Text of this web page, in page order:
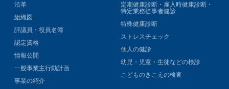
沿革
組織図
評議員・役員名簿
認定資格
情報公開
一般事業主行動計画
事業の紹介
定期健康診断・雇入時健康診断・
特定業務従事者健診
特殊健康診断
ストレスチェック
個人の健診
幼児・児童・生徒などの検診
こどものきこえの検査